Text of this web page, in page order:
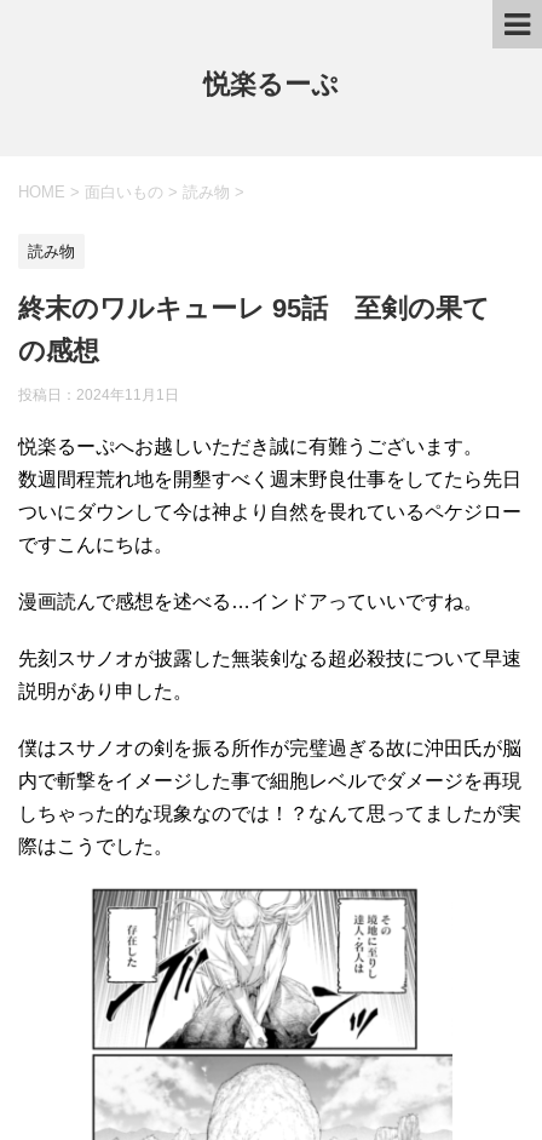
悦楽るーぷ
HOME > 面白いもの > 読み物 >
読み物
終末のワルキューレ 95話 至剣の果て
の感想
投稿日： 2024年11月1日
悦楽るーぷへお越しいただき誠に有難うございます。
数週間程荒れ地を開墾すべく週末野良仕事をしてたら先日
ついにダウンして今は神より自然を畏れているペケジロー
ですこんにちは。
漫画読んで感想を述べる…インドアっていいですね。
先刻スサノオが披露した無装剣なる超必殺技について早速
説明があり申した。
僕はスサノオの剣を振る所作が完璧過ぎる故に沖田氏が脳
内で斬撃をイメージした事で細胞レベルでダメージを再現
しちゃった的な現象なのでは！？なんて思ってましたが実
際はこうでした。